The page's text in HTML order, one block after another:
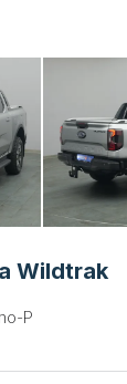
Wildtrak
P